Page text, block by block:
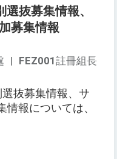
抜募集情報、
募集情報
FEZ001註冊組長
|
抜募集情報、サ
情報については、